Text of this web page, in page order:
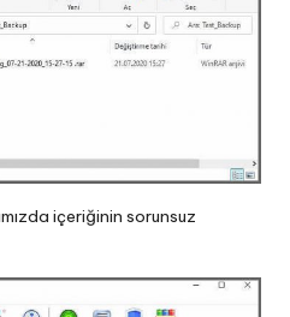
içeriğinin sorunsuz